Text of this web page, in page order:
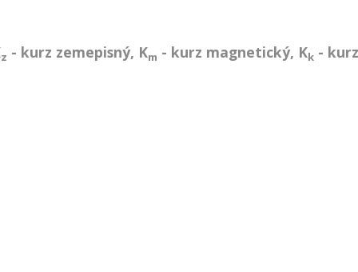
z - kurz zemepisný, Km - kurz magnetický, Kk -